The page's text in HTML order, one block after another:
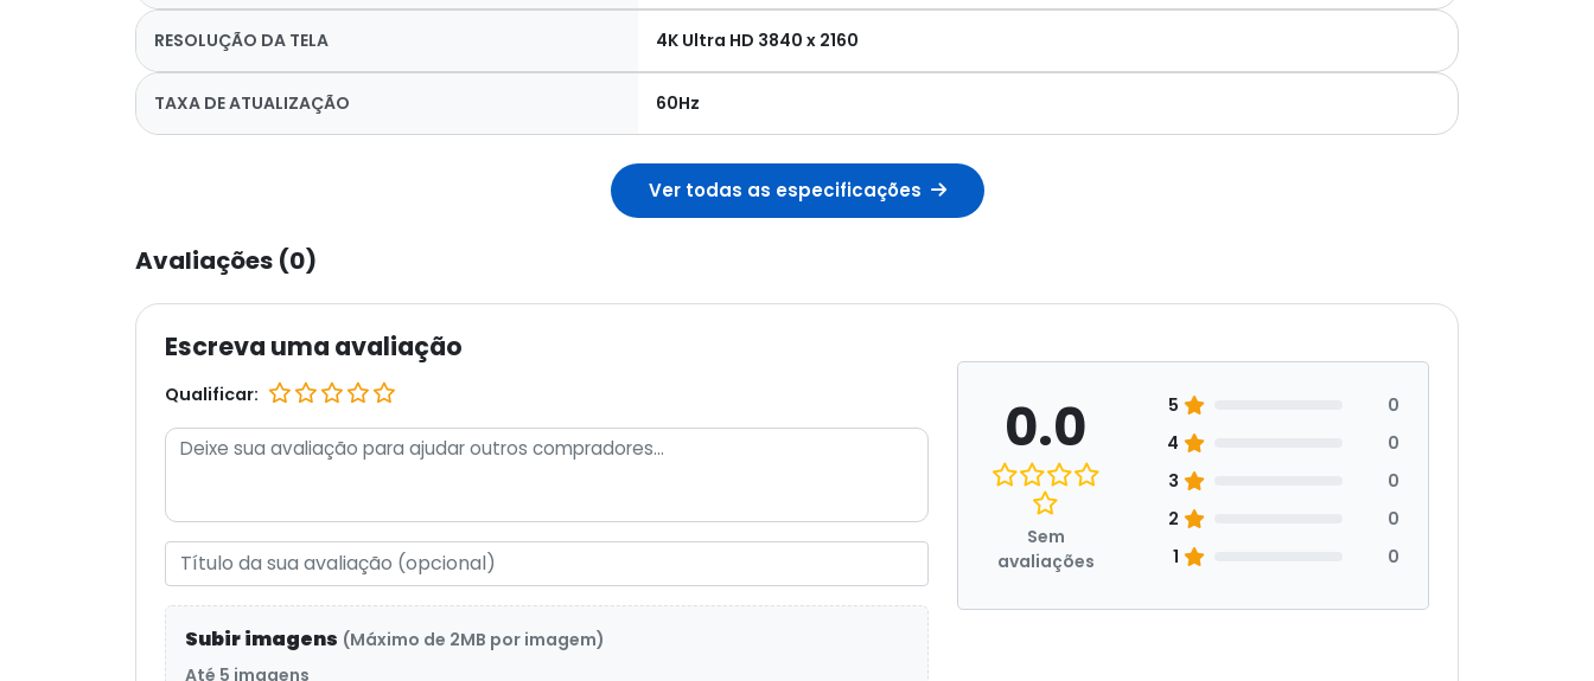
RESOLUÇÃO DA TELA 4K Ultra HD 3840 x 2160
TAXA DE ATUALIZAÇÃO 60Hz
Ver todas as especificações
Avaliações (0)
Escreva uma avaliação
Qualificar:
Subir imagens (Máximo de 2MB por imagem)
Até 5 imagens
0.0
Sem
avaliações
5
0
4
0
3
0
2
0
1
0